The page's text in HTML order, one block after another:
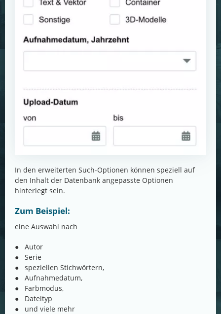
In den erweiterten Such-Optionen können speziell auf
den Inhalt der Datenbank angepasste Optionen
hinterlegt sein.
Zum Beispiel:
eine Auswahl nach
● Autor
● Serie
● speziellen Stichwörtern,
● Aufnahmedatum,
● Farbmodus,
● Dateityp
● und viele mehr